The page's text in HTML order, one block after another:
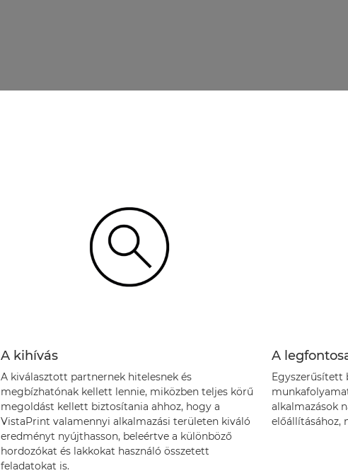
A kihívás
A kiválasztott partnernek hitelesnek és
megbízhatónak kellett lennie, miközben teljes körű
megoldást kellett biztosítania ahhoz, hogy a
VistaPrint valamennyi alkalmazási területen kiváló
eredményt nyújthasson, beleértve a különböző
hordozókat és lakkokat használó összetett
feladatokat is.
A
Egyszerűsített
alkalmazások
előállításához,